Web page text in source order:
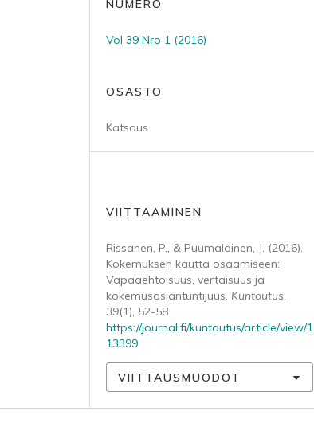
NUMERO
Vol 39 Nro 1 (2016)
OSASTO
Katsaus
VIITTAAMINEN
Rissanen, P., & Puumalainen, J. (2016).
Kokemuksen kautta osaamiseen:
Vapaaehtoisuus, vertaisuus ja
kokemusasiantuntijuus. Kuntoutus,
39(1), 52-58.
https://journal.fi/kuntoutus/article/view/1
13399
VIITTAUSMUODOT